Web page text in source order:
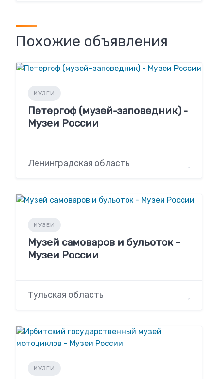
Похожие объявления
МУЗЕИ
Петергоф (музей-заповедник) -
Музеи России
Ленинградская область
МУЗЕИ
Музей самоваров и бульоток -
Музеи России
Тульская область
МУЗЕИ